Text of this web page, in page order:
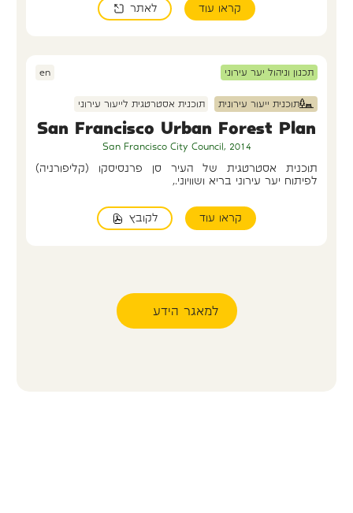
קראו עוד לאתר
תכנון וניהול יער עירוני en
תוכנית ייעור עירונית תוכנית אסטרטגית לייעור עירוני
San Francisco Urban Forest Plan
San Francisco City Council, 2014
תוכנית אסטרטגית של העיר סן פרנסיסקו (קליפורניה)
לפיתוח יער עירוני בריא ושוויוני.,
קראו עוד לקובץ
למאגר הידע